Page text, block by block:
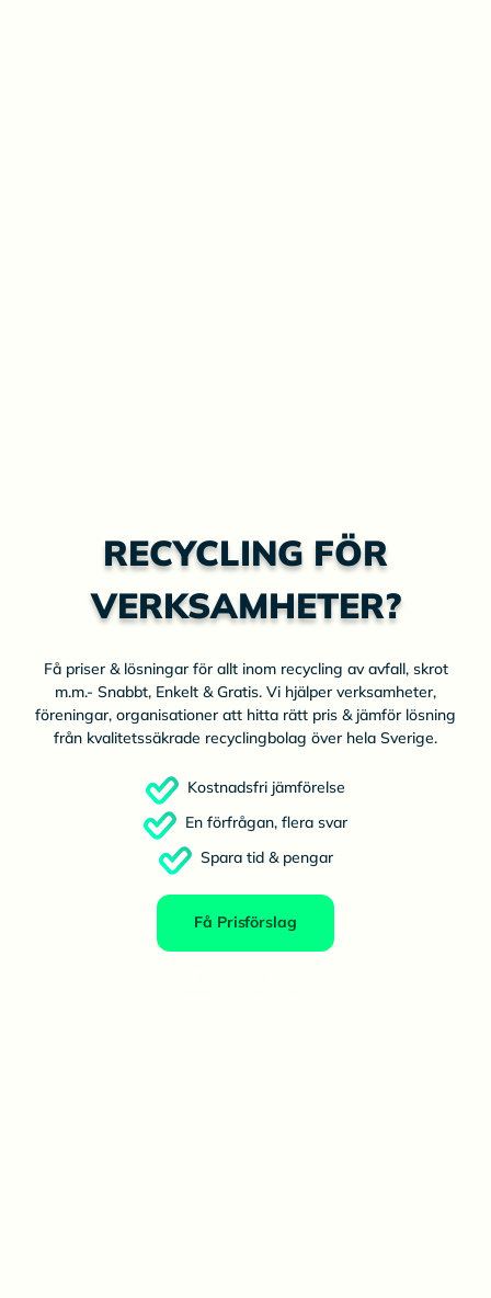
RECYCLING FÖR
VERKSAMHETER?
Få priser & lösningar för allt inom recycling av avfall, skrot
m.m.- Snabbt, Enkelt & Gratis. Vi hjälper verksamheter,
föreningar, organisationer att hitta rätt pris & jämför lösning
från kvalitetssäkrade recyclingbolag över hela Sverige.
Kostnadsfri jämförelse
En förfrågan, flera svar
Spara tid & pengar
Få Prisförslag